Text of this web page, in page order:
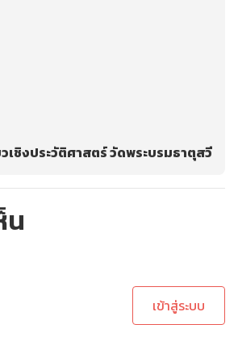
ชิงประวัติศาสตร์ วัดพระบรมธาตุสวี
น
เข้าสู่ระบบ